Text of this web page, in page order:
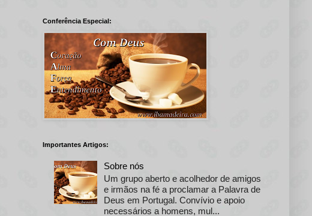
Conferência Especial:
Importantes Artigos:
Sobre nós
Um grupo aberto e acolhedor de amigos
e irmãos na fé a proclamar a Palavra de
Deus em Portugal. Convívio e apoio
necessários a homens, mul...